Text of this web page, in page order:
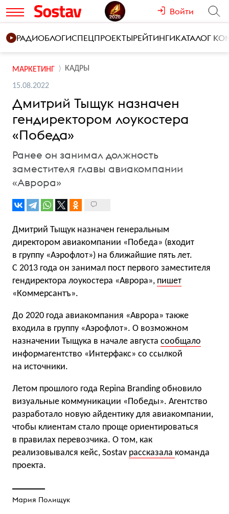
Войти
РАДИОБЛОГИСПЕЦПРОЕКТЫРЕЙТИНГИКАТАЛОГ
МАРКЕТИНГ КАДРЫ
15.08.2022
Дмитрий Тыщук назначен
гендиректором лоукостера
«Победа»
Ранее он занимал должность
заместителя главы авиакомпании
«Аврора»
Дмитрий Тыщук назначен генеральным
директором авиакомпании «Победа» (входит
в группу «Аэрофлот») на ближайшие пять лет.
С 2013 года он занимал пост первого заместителя
гендиректора лоукостера «Аврора», пишет
«Коммерсантъ».
До 2020 года авиакомпания «Аврора» также
входила в группу «Аэрофлот». О возможном
назначении Тыщука в начале августа сообщало
информагентство «Интерфакс» со ссылкой
на источники.
Летом прошлого года Repina Branding обновило
визуальные коммуникации «Победы». Агентство
разработало новую айдентику для авиакомпании,
чтобы клиентам стало проще ориентироваться
в правилах перевозчика. О том, как
реализовывался кейс, Sostav рассказала команда
проекта.
Мария Полищук